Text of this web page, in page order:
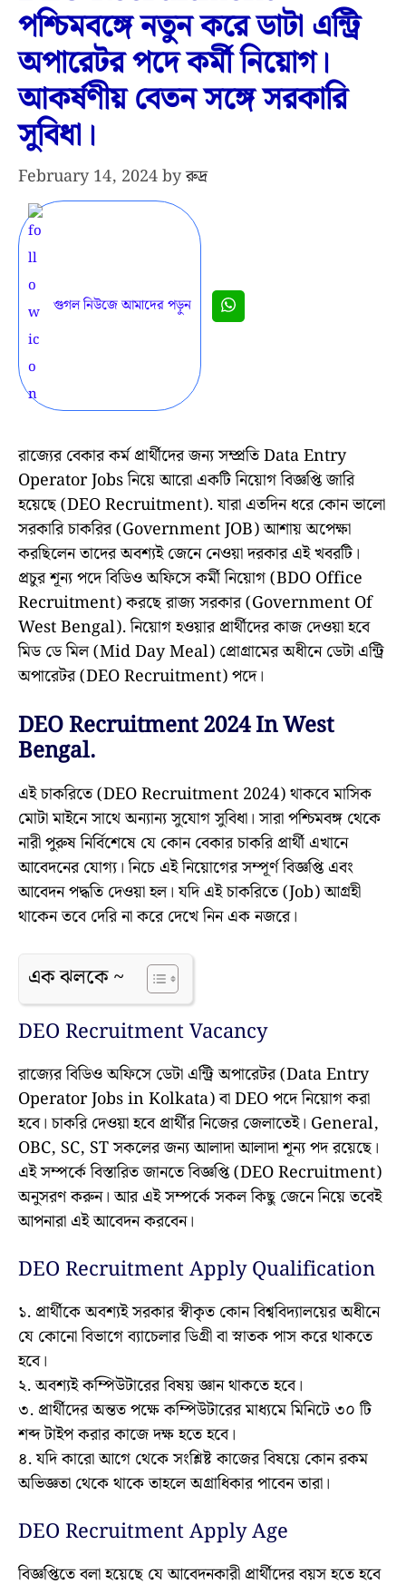
পশ্চিমবঙ্গে নতুন করে ডাটা এন্ট্রি
অপারেটর পদে কর্মী নিয়োগ।
আকর্ষণীয় বেতন সঙ্গে সরকারি
সুবিধা।
February 14, 2024byরুদ্র
গুগল নিউজে আমাদের পড়ুন
রাজ্যের বেকার কর্ম প্রার্থীদের জন্য সম্প্রতি Data Entry
Operator Jobs নিয়ে আরো একটি নিয়োগ বিজ্ঞপ্তি জারি
হয়েছে (DEO Recruitment). যারা এতদিন ধরে কোন ভালো
সরকারি চাকরির (Government JOB) আশায় অপেক্ষা
করছিলেন তাদের অবশ্যই জেনে নেওয়া দরকার এই খবরটি।
প্রচুর শূন্য পদে বিডিও অফিসে কর্মী নিয়োগ (BDO Office
Recruitment) করছে রাজ্য সরকার (Government Of
West Bengal). নিয়োগ হওয়ার প্রার্থীদের কাজ দেওয়া হবে
মিড ডে মিল (Mid Day Meal) প্রোগ্রামের অধীনে ডেটা এন্ট্রি
অপারেটর (DEO Recruitment) পদে।
DEO Recruitment 2024 In West
Bengal.
এই চাকরিতে (DEO Recruitment 2024) থাকবে মাসিক
মোটা মাইনে সাথে অন্যান্য সুযোগ সুবিধা। সারা পশ্চিমবঙ্গ থেকে
নারী পুরুষ নির্বিশেষে যে কোন বেকার চাকরি প্রার্থী এখানে
আবেদনের যোগ্য। নিচে এই নিয়োগের সম্পূর্ণ বিজ্ঞপ্তি এবং
আবেদন পদ্ধতি দেওয়া হল। যদি এই চাকরিতে (Job) আগ্রহী
থাকেন তবে দেরি না করে দেখে নিন এক নজরে।
এক ঝলকে ~
DEO Recruitment Vacancy
রাজ্যের বিডিও অফিসে ডেটা এন্ট্রি অপারেটর (Data Entry
Operator Jobs in Kolkata) বা DEO পদে নিয়োগ করা
হবে। চাকরি দেওয়া হবে প্রার্থীর নিজের জেলাতেই। General,
OBC, SC, ST সকলের জন্য আলাদা আলাদা শূন্য পদ রয়েছে।
এই সম্পর্কে বিস্তারিত জানতে বিজ্ঞপ্তি (DEO Recruitment)
অনুসরণ করুন। আর এই সম্পর্কে সকল কিছু জেনে নিয়ে তবেই
আপনারা এই আবেদন করবেন।
DEO Recruitment Apply Qualification
১. প্রার্থীকে অবশ্যই সরকার স্বীকৃত কোন বিশ্ববিদ্যালয়ের অধীনে
যে কোনো বিভাগে ব্যাচেলার ডিগ্রী বা স্নাতক পাস করে থাকতে
হবে।
২. অবশ্যই কম্পিউটারের বিষয় জ্ঞান থাকতে হবে।
৩. প্রার্থীদের অন্তত পক্ষে কম্পিউটারের মাধ্যমে মিনিটে ৩০ টি
শব্দ টাইপ করার কাজে দক্ষ হতে হবে।
৪. যদি কারো আগে থেকে সংশ্লিষ্ট কাজের বিষয়ে কোন রকম
অভিজ্ঞতা থেকে থাকে তাহলে অগ্রাধিকার পাবেন তারা।
DEO Recruitment Apply Age
বিজ্ঞপ্তিতে বলা হয়েছে যে আবেদনকারী প্রার্থীদের বয়স হতে হবে